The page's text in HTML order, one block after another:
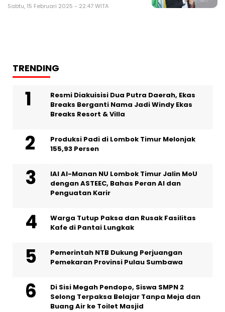
Sabtu, 15 Februari 2025 - 22:47 WITA
TRENDING
Resmi Diakuisisi Dua Putra Daerah, Ekas
Breaks Berganti Nama Jadi Windy Ekas
Breaks Resort & Villa
Produksi Padi di Lombok Timur Melonjak
155,93 Persen
IAI Al-Manan NU Lombok Timur Jalin MoU
dengan ASTEEC, Bahas Peran AI dan
Penguatan Karir
Warga Tutup Paksa dan Rusak Fasilitas
Kafe di Pantai Lungkak
Pemerintah NTB Dukung Perjuangan
Pemekaran Provinsi Pulau Sumbawa
Di Sisi Megah Pendopo, Siswa SMPN 2
Selong Terpaksa Belajar Tanpa Meja dan
Buang Air ke Toilet Masjid